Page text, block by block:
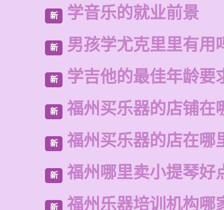
新 学音乐的就业前景
新 男孩学尤克里里有用
新 学吉他的最佳年龄要
新 福州买乐器的店铺在
新 福州买乐器的店在哪
新 福州哪里卖小提琴好
新 福州乐器培训机构哪